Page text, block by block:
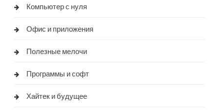
Компьютер с нуля
Офис и приложения
Полезные мелочи
Программы и софт
Хайтек и будущее